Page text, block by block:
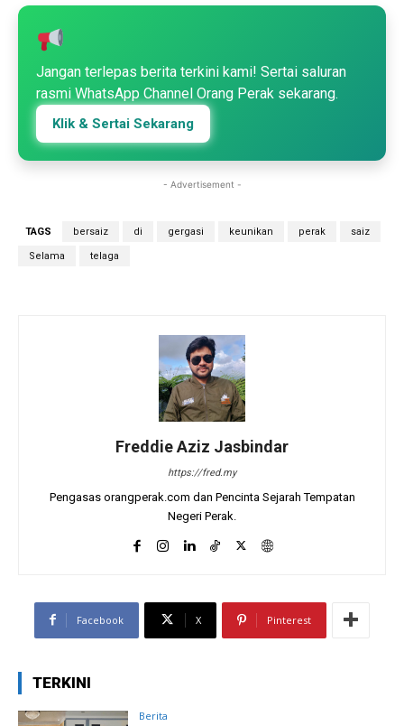
Jangan terlepas berita terkini kami! Sertai saluran
rasmi WhatsApp Channel Orang Perak sekarang.
Klik & Sertai Sekarang
- Advertisement -
TAGS bersaiz di gergasi keunikan perak saiz
Selama telaga
Freddie Aziz Jasbindar
https://fred.my
Pengasas orangperak.com dan Pencinta Sejarah Tempatan
Negeri Perak.
Facebook X Pinterest
TERKINI
Berita